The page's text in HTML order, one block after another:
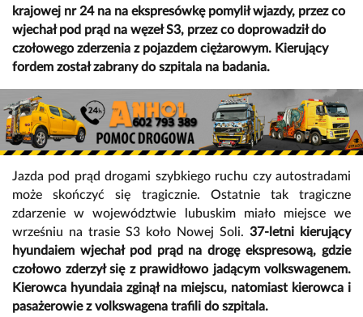
krajowej nr 24 na na ekspresówkę pomylił wjazdy, przez co
wjechał pod prąd na węzeł S3, przez co doprowadził do
czołowego zderzenia z pojazdem ciężarowym. Kierujący
fordem został zabrany do szpitala na badania.
Jazda pod prąd drogami szybkiego ruchu czy autostradami
może skończyć się tragicznie. Ostatnie tak tragiczne
zdarzenie w województwie lubuskim miało miejsce we
wrześniu na trasie S3 koło Nowej Soli. 37-letni kierujący
hyundaiem wjechał pod prąd na drogę ekspresową, gdzie
czołowo zderzył się z prawidłowo jadącym volkswagenem.
Kierowca hyundaia zginął na miejscu, natomiast kierowca i
pasażerowie z volkswagena trafili do szpitala.